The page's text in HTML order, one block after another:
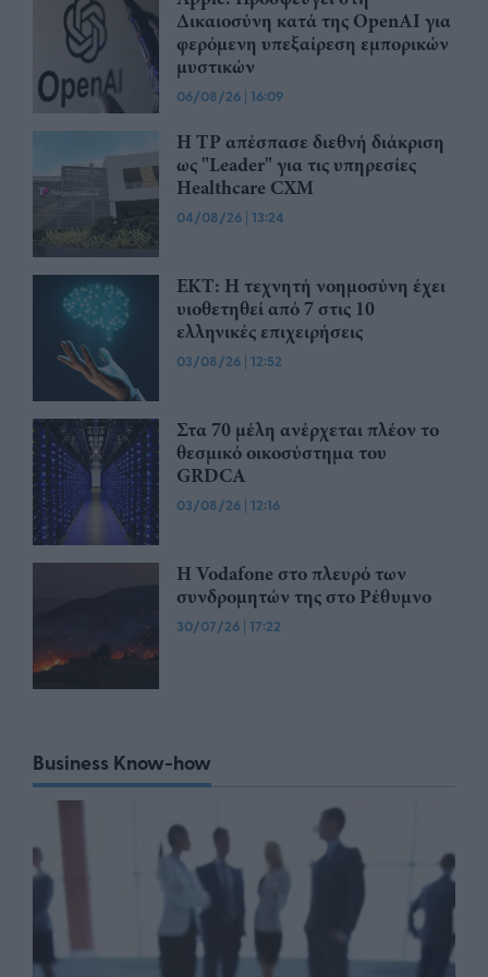
Δικαιοσύνη κατά της OpenAI για
φερόμενη υπεξαίρεση εμπορικών
μυστικών
06/08/26 | 16:09
Η TP απέσπασε διεθνή διάκριση
ως "Leader" για τις υπηρεσίες
Healthcare CXM
04/08/26 | 13:24
ΕΚΤ: Η τεχνητή νοημοσύνη έχει
υιοθετηθεί από 7 στις 10
ελληνικές επιχειρήσεις
03/08/26 | 12:52
Στα 70 μέλη ανέρχεται πλέον το
θεσμικό οικοσύστημα του
GRDCA
03/08/26 | 12:16
Η Vodafone στο πλευρό των
συνδρομητών της στο Ρέθυμνο
30/07/26 | 17:22
Business Know-how